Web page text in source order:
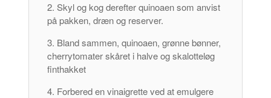
Skyl og kog derefter quinoaen som anvist
på pakken, dræn og reserver.
Bland sammen, quinoaen, grønne bønner,
cherrytomater skåret i halve og skalotteløg
finthakket
Forbered en vinaigrette ved at emulgere